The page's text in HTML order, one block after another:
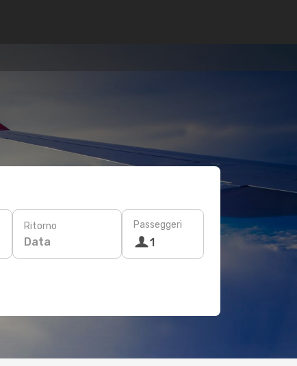
Ritorno
Data
Passeggeri
1